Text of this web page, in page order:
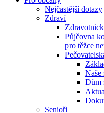
Nejčastější dotazy
Zdraví
Půjčovna
pro těžce
Naše
Dům
Senioři